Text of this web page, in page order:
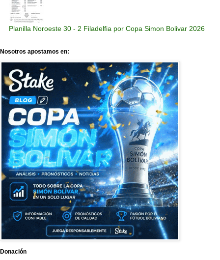
Planilla Noroeste 30 - 2 Filadelfia por Copa Simon Bolivar 2026
Nosotros apostamos en:
Donación